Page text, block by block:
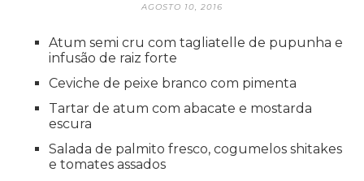
AGOSTO 10, 2016
Atum semi cru com tagliatelle de pupunha e
infusão de raiz forte
Ceviche de peixe branco com pimenta
Tartar de atum com abacate e mostarda
escura
Salada de palmito fresco, cogumelos shitakes
e tomates assados